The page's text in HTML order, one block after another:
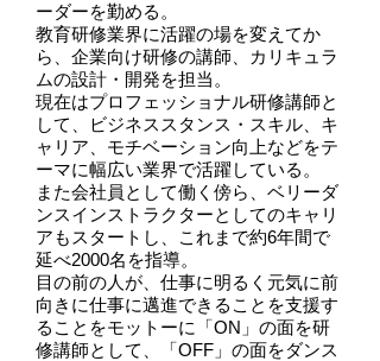
ーダーを勤める。
教育研修業界に活躍の場を変えてか
ら、企業向け研修の講師、カリキュラ
ムの設計・開発を担当。
現在はプロフェッショナル研修講師と
して、ビジネススタンス・スキル、キ
ャリア、モチベーション向上などをテ
ーマに幅広い業界で活躍している。
また会社員として働く傍ら、ベリーダ
ンスインストラクターとしてのキャリ
アもスタートし、これまで約6年間で
延べ2000名を指導。
目の前の人が、仕事に明るく元気に前
向きに仕事に邁進できることを支援す
ることをモットーに「ON」の面を研
修講師として、「OFF」の面をダンス